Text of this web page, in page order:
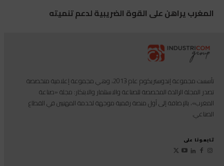
المغرب يراهن على القوة الضريبية لدعم تنميته
تأسست مجموعة إندوستريكوم عام 2013، وهي مجموعة إعلامية متخصصة
تصدر المجلة الرائدة المخصصة للصناعة والاستثمار والابتكار: مجلة «صناعة
المغرب»، بالإضافة إلى أول منصة رقمية موجهة لخدمة المهنيين في القطاع
الصناعي.
تابعونا على